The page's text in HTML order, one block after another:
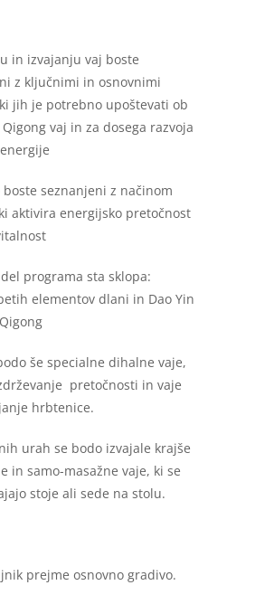
in izvajanju vaj boste
z ključnimi in osnovnimi
jih je potrebno upoštevati ob
vaj in za dosega razvoja
boste seznanjeni z načinom
aktivira energijsko pretočnost
programa sta sklopa:
elementov dlani in Dao Yin
še specialne dihalne vaje,
pretočnosti in vaje
hrbtenice.
urah se bodo izvajale krajše
in samo-masažne vaje, ki se
stoje ali sede na stolu.
prejme osnovno gradivo.